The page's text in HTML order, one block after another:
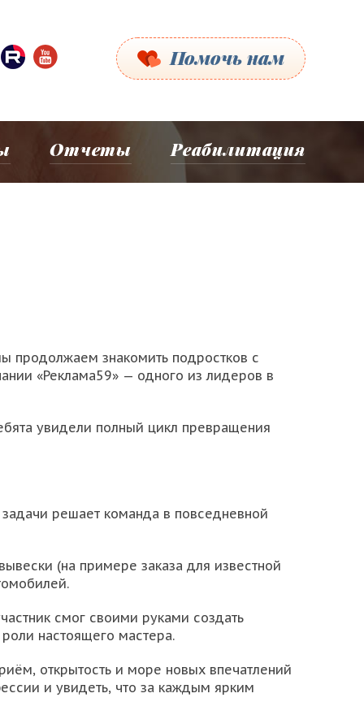
Помочь нам
Отчеты Реабилитация
продолжаем знакомить подростков с
«Реклама59» — одного из лидеров в
увидели полный цикл превращения
решает команда в повседневной
(на примере заказа для известной
смог своими руками создать
настоящего мастера.
открытость и море новых впечатлений
и увидеть, что за каждым ярким